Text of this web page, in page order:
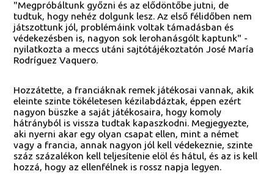
"Megpróbáltunk győzni és az elődöntőbe jutni, de
tudtuk, hogy nehéz dolgunk lesz. Az első félidőben nem
játszottunk jól, problémáink voltak támadásban és
védekezésben is, nagyon sok lerohanásgólt kaptunk" -
nyilatkozta a meccs utáni sajtótájékoztatón José María
Rodríguez Vaquero.
Hozzátette, a franciáknak remek játékosai vannak, akik
eleinte szinte tökéletesen kézilabdáztak, éppen ezért
nagyon büszke a saját játékosaira, hogy komoly
hátrányból is vissza tudtak kapaszkodni. Megjegyezte,
aki nyerni akar egy olyan csapat ellen, mint a német
vagy a francia, annak nagyon jól kell védekeznie, szinte
száz százalékon kell teljesítenie elöl és hátul, és az is kell
hozzá, hogy az ellenfélnek is rossz napja legyen.